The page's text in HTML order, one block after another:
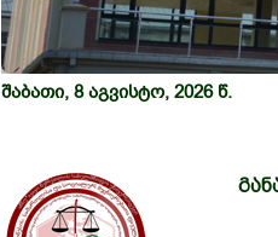
შაბათი, 8 აგვისტო, 2026 წ.